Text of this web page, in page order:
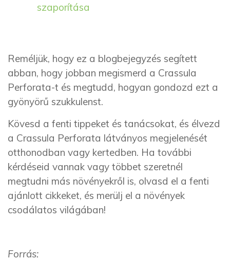
szaporítása
Reméljük, hogy ez a blogbejegyzés segített
abban, hogy jobban megismerd a Crassula
Perforata-t és megtudd, hogyan gondozd ezt a
gyönyörű szukkulenst.
Kövesd a fenti tippeket és tanácsokat, és élvezd
a Crassula Perforata látványos megjelenését
otthonodban vagy kertedben. Ha további
kérdéseid vannak vagy többet szeretnél
megtudni más növényekről is, olvasd el a fenti
ajánlott cikkeket, és merülj el a növények
csodálatos világában!
Forrás: